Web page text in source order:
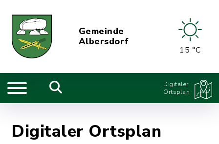
Gemeinde
Albersdorf
15 °C
Digitaler
Ortsplan
Digitaler Ortsplan